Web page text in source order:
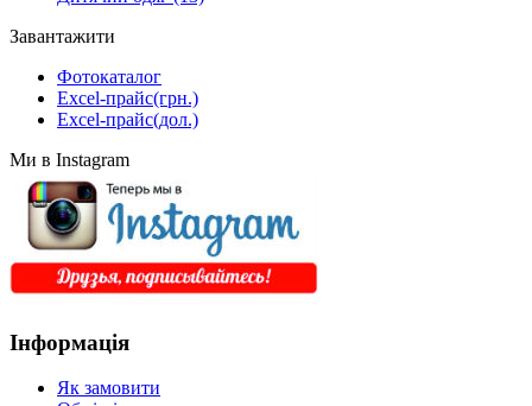
Завантажити
Фотокаталог
Excel-прайс(грн.)
Excel-прайс(дол.)
Ми в Instagram
Інформація
Як замовити